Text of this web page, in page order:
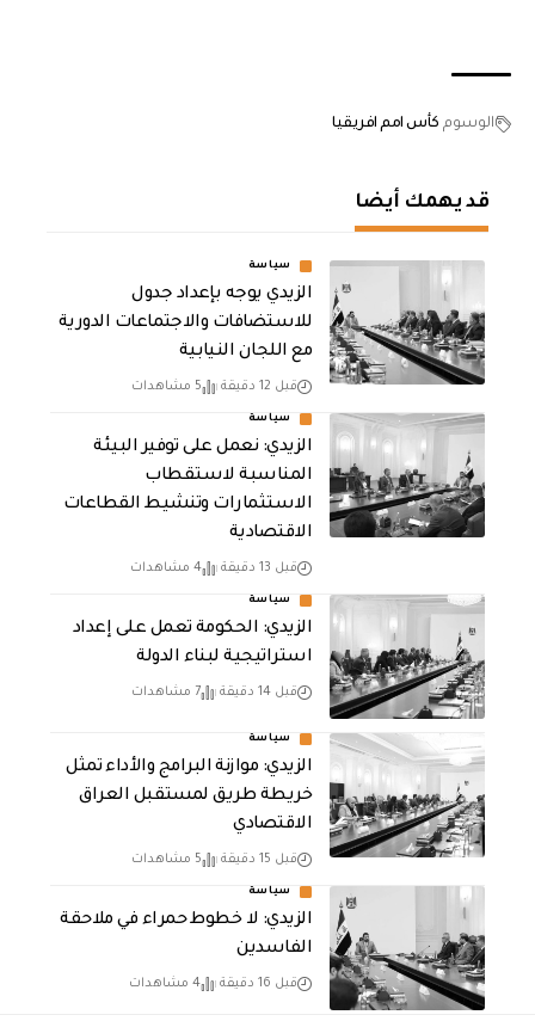
الوسوم كأس امم افريقيا
قد يهمك أيضا
سياسة
الزيدي يوجه بإعداد جدول
للاستضافات والاجتماعات الدورية
مع اللجان النيابية
قبل 12 دقيقة 5 مشاهدات
سياسة
الزيدي: نعمل على توفير البيئة
المناسبة لاستقطاب
الاستثمارات وتنشيط القطاعات
الاقتصادية
قبل 13 دقيقة 4 مشاهدات
سياسة
الزيدي: الحكومة تعمل على إعداد
استراتيجية لبناء الدولة
قبل 14 دقيقة 7 مشاهدات
سياسة
الزيدي: موازنة البرامج والأداء تمثل
خريطة طريق لمستقبل العراق
الاقتصادي
قبل 15 دقيقة 5 مشاهدات
سياسة
الزيدي: لا خطوط حمراء في ملاحقة
الفاسدين
قبل 16 دقيقة 4 مشاهدات